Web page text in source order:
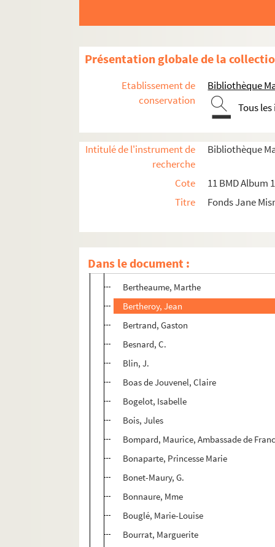
Présentation globale de la
Etablissement de
conservation
Bibliothèque
Tous
Intitulé de l'instrument de
recherche
Bibliothèque
Cote
11 BMD Album
Titre
Fonds Jane
Dans le document :
Barret, J., ouvrière
Baze, Robert
Beaudonnat, Henriette, lectrice de La
Beauquier, Charles Député
Beer, Mme Guillaume
Bernard, Marguerite
Bernard-André (A.)
Bernège, Paulette
Bertheaume, Marthe
Bertheroy, Jean
Bertrand, Gaston
Besnard, C.
Blin, J.
Boas de Jouvenel, Claire
Bogelot, Isabelle
Bois, Jules
Bompard, Maurice, Ambassade de
Bonaparte, Princesse Marie
Bonet-Maury, G.
Bonnaure, Mme
Bouglé, Marie-Louise
Bourrat, Marguerite